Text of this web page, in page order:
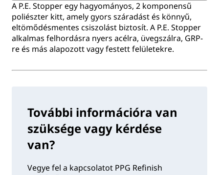
A P.E. Stopper egy hagyományos, 2 komponensű
poliészter kitt, amely gyors száradást és könnyű,
eltömődésmentes csiszolást biztosít. A P.E. Stopper
alkalmas felhordásra nyers acélra, üvegszálra, GRP-
re és más alapozott vagy festett felületekre.
További információra van
szüksége vagy kérdése
van?
Vegye fel a kapcsolatot PPG Refinish